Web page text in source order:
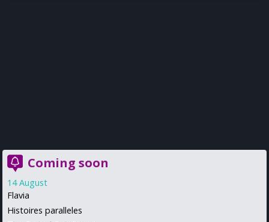
Coming soon
14 August
Flavia
Histoires paralleles